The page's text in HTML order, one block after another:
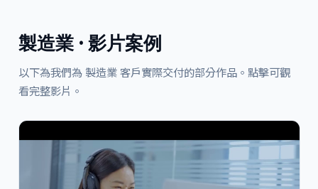
製造業 · 影片案例
以下為我們為 製造業 客戶實際交付的部分作品。點擊可觀
看完整影片。